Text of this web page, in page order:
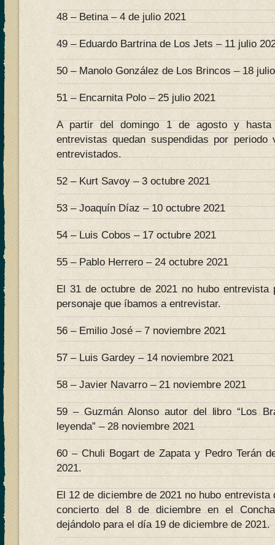
48 – Betina – 4 de julio 2021
49 – Eduardo Bartrina de Los Jets – 11 julio
50 – Manolo González de Los Brincos – 18
51 – Encarnita Polo – 25 julio 2021
A partir del domingo 1 de agosto y
entrevistas quedan suspendidas por
entrevistados.
52 – Kurt Savoy – 3 octubre 2021
53 – Joaquín Díaz – 10 octubre 2021
54 – Luis Cobos – 17 octubre 2021
55 – Pablo Herrero – 24 octubre 2021
El 31 de octubre de 2021 no hubo entrevista
personaje que íbamos a entrevistar.
56 – Emilio José – 7 noviembre 2021
57 – Luis Gardey – 14 noviembre 2021
58 – Javier Navarro – 21 noviembre 2021
59 – Guzmán Alonso autor del libro “Los
leyenda” – 28 noviembre 2021
60 – Chuli Bogart de Zapata y Pedro Terán
2021.
El 12 de diciembre de 2021 no hubo
concierto del 8 de diciembre en el
dejándolo para el día 19 de diciembre de 2021.